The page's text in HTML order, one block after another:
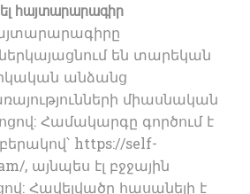
հայտարարագիր
են տարեկան
անձանց
միասնական
Համակարգը գործում է
https://self-
, այնպես էլ բջջային
Հավելվածը հասանելի է